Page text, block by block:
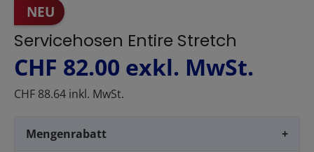
NEU
Servicehosen Entire Stretch
CHF 82.00 exkl. MwSt.
CHF 88.64 inkl. MwSt.
Mengenrabatt +